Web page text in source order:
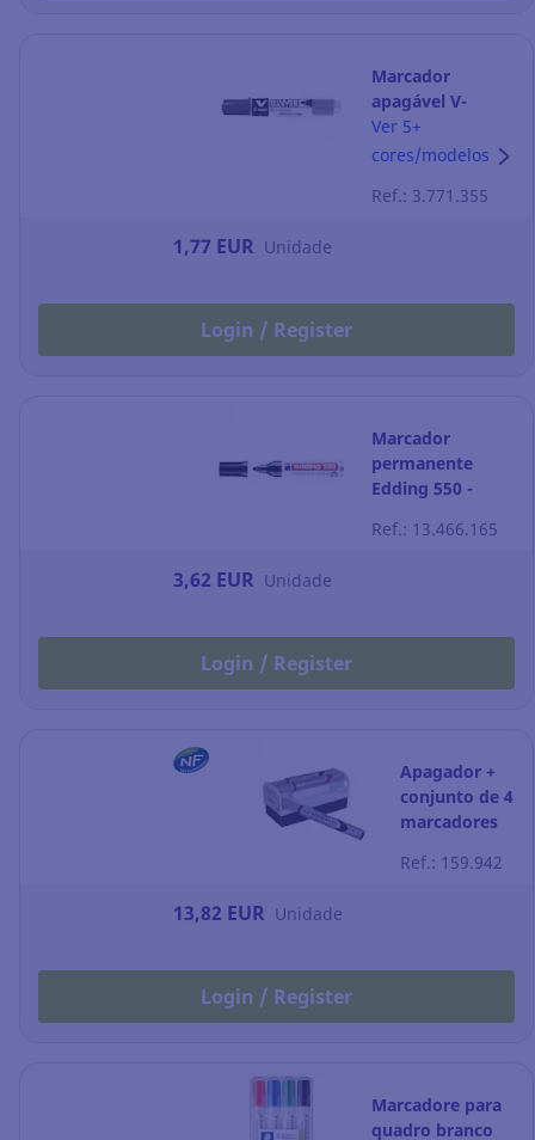
Marcador
apagável V-
Board Master
Begreen - ponta
preto
Ver 5+
cores/modelos
Ref.: 3.771.355
1,77 EUR Unidade
Login / Register
Marcador
permanente
Edding 550 -
Ref.: 13.466.165
3,62 EUR Unidade
Login / Register
Apagador +
conjunto de 4
marcadores
Maxiflo -
Ref.: 159.942
13,82 EUR Unidade
Login / Register
Marcadore para
quadro branco